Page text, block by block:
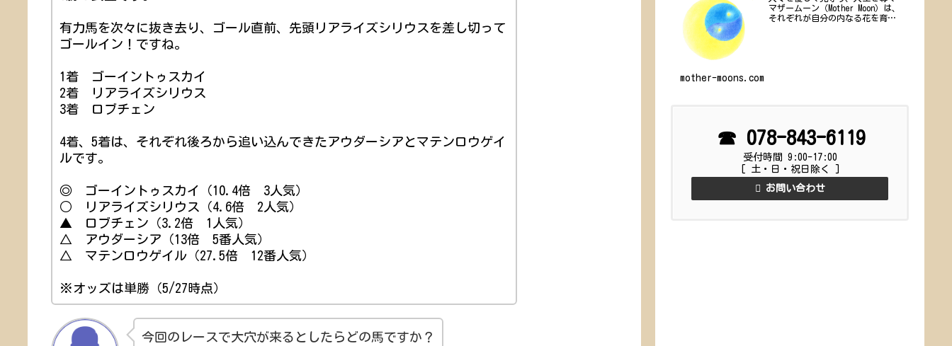
有力馬を次々に抜き去り、ゴール直前、先頭リアライズシリウスを差し切って
ゴールイン！ですね。
1着 ゴーイントゥスカイ
2着 リアライズシリウス
3着 ロブチェン
4着、5着は、それぞれ後ろから追い込んできたアウダーシアとマテンロウゲイ
ルです。
◎ ゴーイントゥスカイ（10.4倍 3人気）
○ リアライズシリウス（4.6倍 2人気）
▲ ロブチェン（3.2倍 1人気）
△ アウダーシア（13倍 5番人気）
△ マテンロウゲイル（27.5倍 12番人気）
※オッズは単勝（5/27時点）
今回のレースで大穴が来るとしたらどの馬ですか？
マザームーン（Mother Moon）は、
それぞれが自分の内なる花を育み
mother-moons.com
☎︎ 078-843-6119
受付時間 9:00-17:00
[ 土・日・祝日除く ]
お問い合わせ